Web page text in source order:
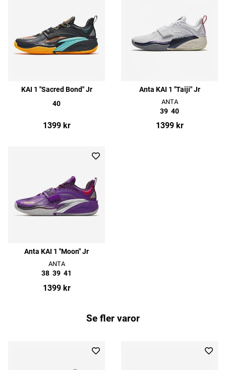
KAI 1 "Sacred Bond" Jr
40
1399 kr
Anta KAI 1 "Taiji" Jr
ANTA
39 40
1399 kr
Anta KAI 1 "Moon" Jr
ANTA
38 39 41
1399 kr
Se fler varor